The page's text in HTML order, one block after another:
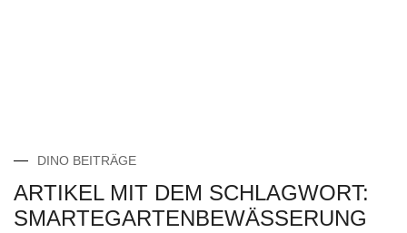
DINO BEITRÄGE
ARTIKEL MIT DEM SCHLAGWORT:
SMARTEGARTENBEWÄSSERUNG